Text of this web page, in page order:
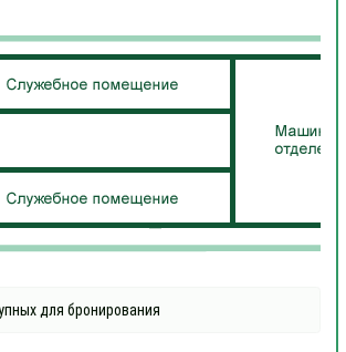
для бронирования